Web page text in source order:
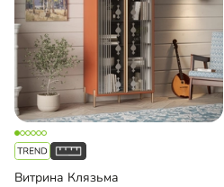
Витрина Клязьма